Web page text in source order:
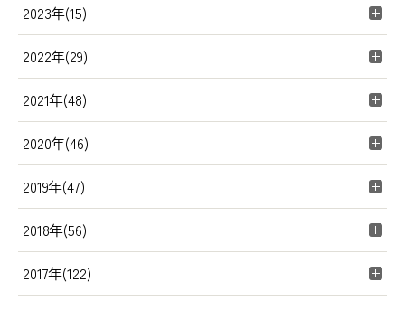
2023年(15)
2022年(29)
2021年(48)
2020年(46)
2019年(47)
2018年(56)
2017年(122)